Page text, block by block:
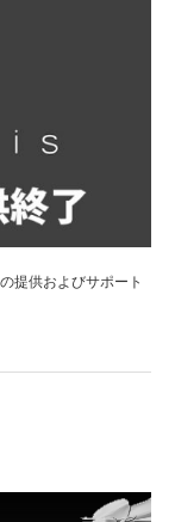
提供およびサポート